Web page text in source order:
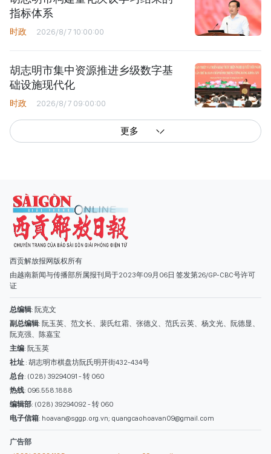
时政 2026/8/7 10:00:00
时政 2026/8/7 09:00:00
西贡解放报网版权所有
由越南新闻与传播部所属报刊局于2023年09月06日 签发第26/GP-CBC号许可
证
总编辑
副总编辑: 阮玉英、范文长、裴氏红霜、张德义、范氏云英、杨文光、阮德显、
阮克强、陈嘉宝
主编: 阮玉英
社址: 胡志明市棋盘坊阮氏明开街432-434号
总台: (028) 39294091 - 转 060
热线 : 096.558.1888
编辑部: (028) 39294092 - 转 060
电子信箱: hoavan@sggp.org.vn; quangcaohoavan09@gmail.com
广告部
(028) 38334185
quangcaohoavan09@gmail.com;